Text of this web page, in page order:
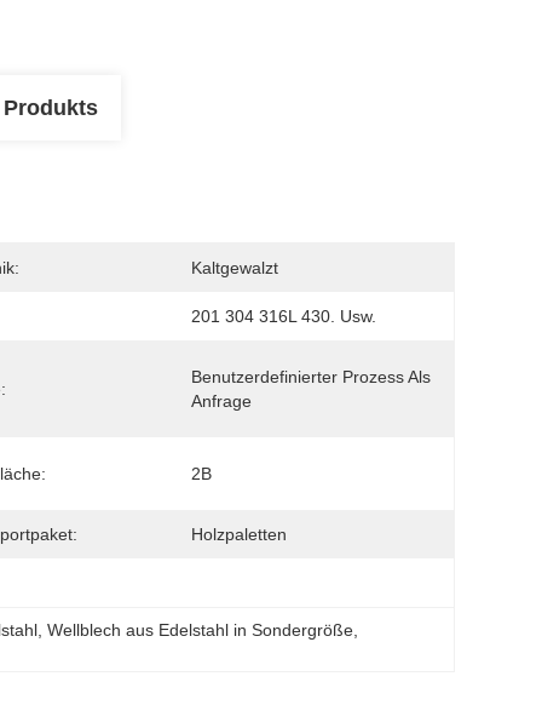
Kaltgewalzt
201 304 316L 430. Usw.
Benutzerdefinierter Prozess Als
Anfrage
2B
Holzpaletten
, Wellblech aus Edelstahl in Sondergröße